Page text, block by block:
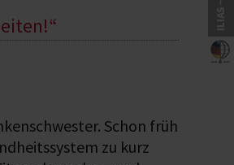
Schon früh
zu kurz